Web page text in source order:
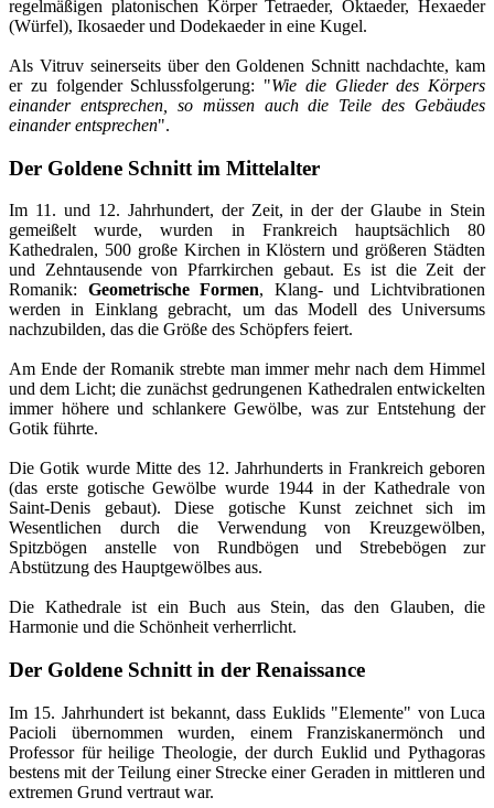
regelmäßigen platonischen Körper Tetraeder, Oktaeder, Hexaeder
(Würfel), Ikosaeder und Dodekaeder in eine Kugel.
Als Vitruv seinerseits über den Goldenen Schnitt nachdachte, kam
er zu folgender Schlussfolgerung: "Wie die Glieder des Körpers
einander entsprechen, so müssen auch die Teile des Gebäudes
einander entsprechen".
Der Goldene Schnitt im Mittelalter
Im 11. und 12. Jahrhundert, der Zeit, in der der Glaube in Stein
gemeißelt wurde, wurden in Frankreich hauptsächlich 80
Kathedralen, 500 große Kirchen in Klöstern und größeren Städten
und Zehntausende von Pfarrkirchen gebaut. Es ist die Zeit der
Romanik: Geometrische Formen, Klang- und Lichtvibrationen
werden in Einklang gebracht, um das Modell des Universums
nachzubilden, das die Größe des Schöpfers feiert.
Am Ende der Romanik strebte man immer mehr nach dem Himmel
und dem Licht; die zunächst gedrungenen Kathedralen entwickelten
immer höhere und schlankere Gewölbe, was zur Entstehung der
Gotik führte.
Die Gotik wurde Mitte des 12. Jahrhunderts in Frankreich geboren
(das erste gotische Gewölbe wurde 1944 in der Kathedrale von
Saint-Denis gebaut). Diese gotische Kunst zeichnet sich im
Wesentlichen durch die Verwendung von Kreuzgewölben,
Spitzbögen anstelle von Rundbögen und Strebebögen zur
Abstützung des Hauptgewölbes aus.
Die Kathedrale ist ein Buch aus Stein, das den Glauben, die
Harmonie und die Schönheit verherrlicht.
Der Goldene Schnitt in der Renaissance
Im 15. Jahrhundert ist bekannt, dass Euklids "Elemente" von Luca
Pacioli übernommen wurden, einem Franziskanermönch und
Professor für heilige Theologie, der durch Euklid und Pythagoras
bestens mit der Teilung einer Strecke einer Geraden in mittleren und
extremen Grund vertraut war.